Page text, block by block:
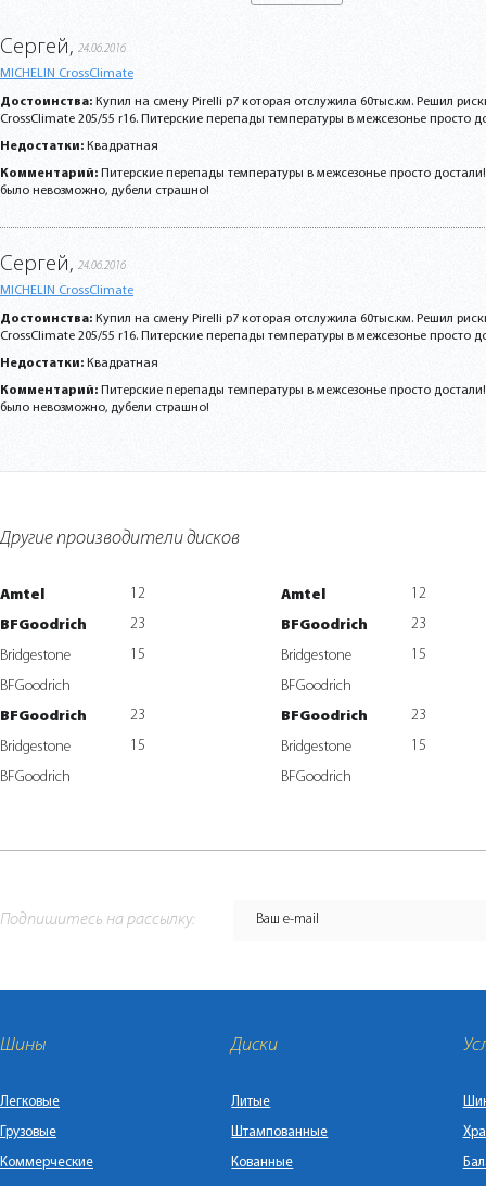
Сергей, 24.06.2016
MICHELIN CrossClimate
Достоинства: Купил на смену Pirelli p7 которая отслужила 60тыс.км. Решил
CrossClimate 205/55 r16. Питерские перепады температуры в межсезонье просто
Недостатки: Квадратная
Комментарий: Питерские перепады температуры в межсезонье просто
было невозможно, дубели страшно!
Сергей, 24.06.2016
MICHELIN CrossClimate
Достоинства: Купил на смену Pirelli p7 которая отслужила 60тыс.км. Решил
CrossClimate 205/55 r16. Питерские перепады температуры в межсезонье просто
Недостатки: Квадратная
Комментарий: Питерские перепады температуры в межсезонье просто
было невозможно, дубели страшно!
Другие производители дисков
Amtel
12
BFGoodrich
23
Bridgestone
15
BFGoodrich
BFGoodrich
23
Bridgestone
15
BFGoodrich
Amtel
12
BFGoodrich
23
Bridgestone
15
BFGoodrich
BFGoodrich
23
Bridgestone
15
BFGoodrich
Подпишитесь на рассылку:
Шины
Легковые
Грузовые
Коммерческие
Диски
Литые
Штампованные
Кованные